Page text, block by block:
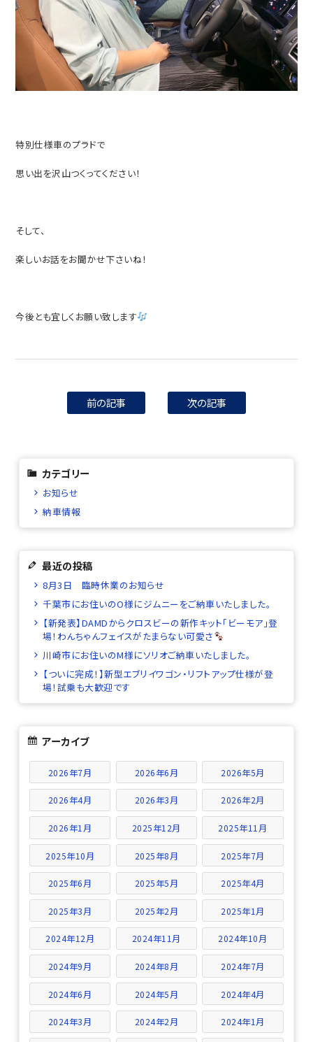
特別仕様車のプラドで
思い出を沢山つくってください！
そして、
楽しいお話をお聞かせ下さいね！
今後とも宜しくお願い致します
前の記事 次の記事
カテゴリー
お知らせ
納車情報
最近の投稿
8月3日 臨時休業のお知らせ
千葉市にお住いのO様にジムニーをご納車いたしました。
【新発表】DAMDからクロスビーの新作キット「ビーモア」登
場！わんちゃんフェイスがたまらない可愛さ
川崎市にお住いのM様にソリオご納車いたしました。
【ついに完成！】新型エブリイワゴン・リフトアップ仕様が登
場！試乗も大歓迎です
アーカイブ
2026年7月 2026年6月 2026年5月
2026年4月 2026年3月 2026年2月
2026年1月 2025年12月 2025年11月
2025年10月 2025年8月 2025年7月
2025年6月 2025年5月 2025年4月
2025年3月 2025年2月 2025年1月
2024年12月 2024年11月 2024年10月
2024年9月 2024年8月 2024年7月
2024年6月 2024年5月 2024年4月
2024年3月 2024年2月 2024年1月